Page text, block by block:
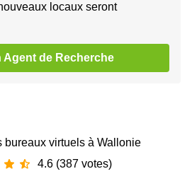
locaux seront
Agent de Recherche
bureaux virtuels à Wallonie
4.6 (387 votes)